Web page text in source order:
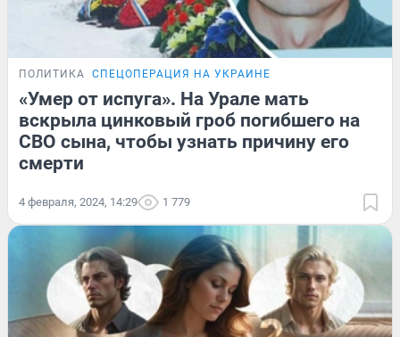
ПОЛИТИКА СПЕЦОПЕРАЦИЯ НА УКРАИНЕ
«Умер от испуга». На Урале мать
вскрыла цинковый гроб погибшего на
СВО сына, чтобы узнать причину его
смерти
4 февраля, 2024, 14:29 1 779